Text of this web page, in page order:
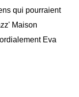
qui pourraient
Maison
Eva